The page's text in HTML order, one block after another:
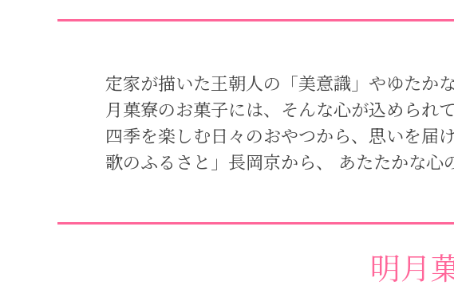
定家が描いた王朝人の「美意識」やゆたか
月菓寮のお菓子には、そんな心が込められて
四季を楽しむ日々のおやつから、思いを届
歌のふるさと」長岡京から、 あたたかな心
明月